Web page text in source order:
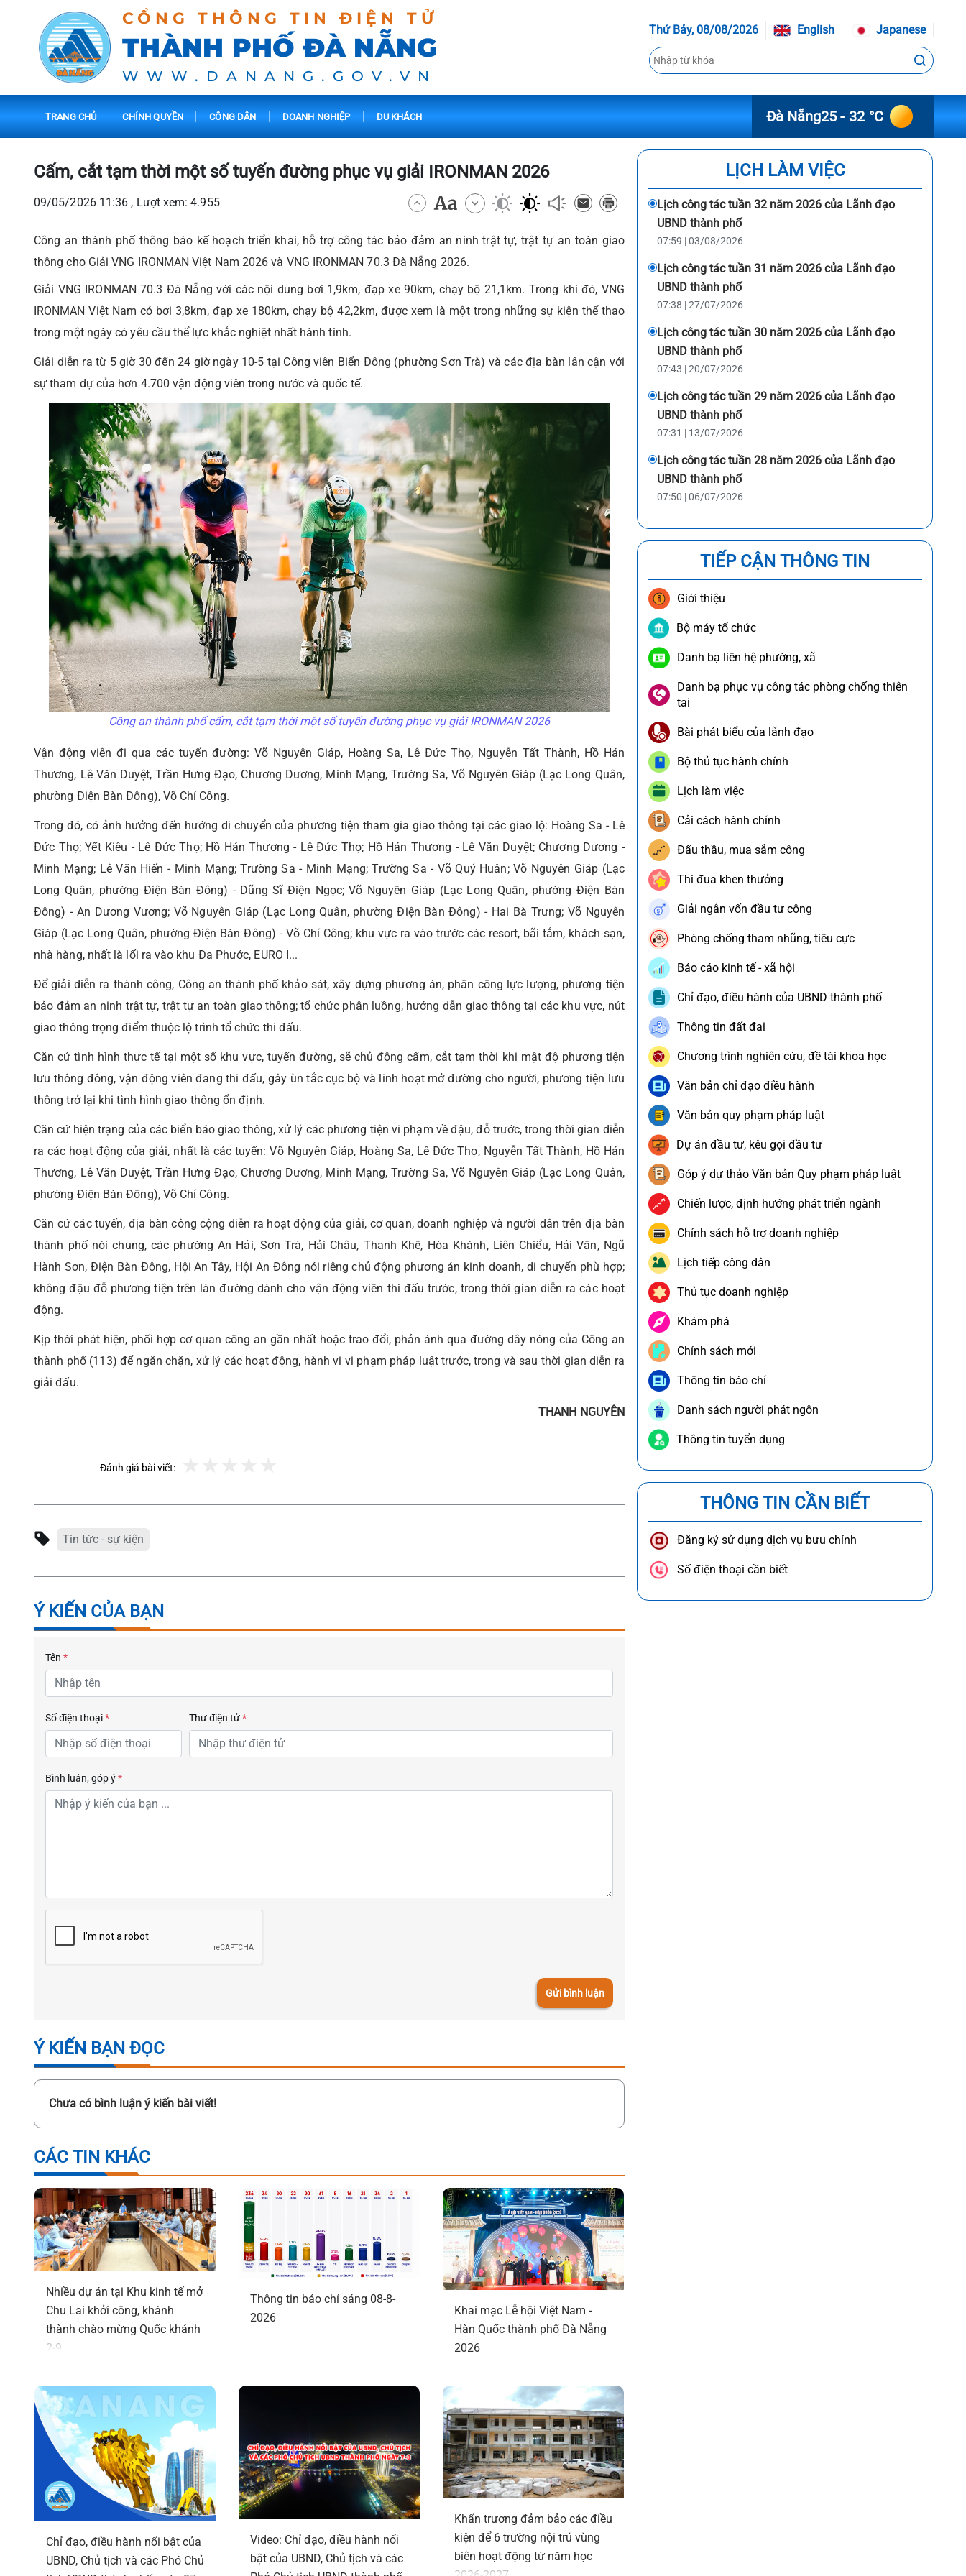
CỔNG THÔNG TIN ĐIỆN TỬ
THÀNH PHỐ ĐÀ NẴNG
WWW.DANANG.GOV.VN
Thứ Bảy, 08/08/2026 English Japanese
TRANG CHỦ CHÍNH QUYỀN CÔNG DÂN DOANH NGHIỆP DU KHÁCH Đà Nẵng25 - 32 °C
Cấm, cắt tạm thời một số tuyến đường phục vụ giải IRONMAN 2026
09/05/2026 11:36 , Lượt xem: 4.955
Công an thành phố thông báo kế hoạch triển khai, hỗ trợ công tác bảo đảm an ninh trật tự, trật tự an toàn giao
thông cho Giải VNG IRONMAN Việt Nam 2026 và VNG IRONMAN 70.3 Đà Nẵng 2026.
Giải VNG IRONMAN 70.3 Đà Nẵng với các nội dung bơi 1,9km, đạp xe 90km, chạy bộ 21,1km. Trong khi đó, VNG
IRONMAN Việt Nam có bơi 3,8km, đạp xe 180km, chạy bộ 42,2km, được xem là một trong những sự kiện thể thao
trong một ngày có yêu cầu thể lực khắc nghiệt nhất hành tinh.
Giải diễn ra từ 5 giờ 30 đến 24 giờ ngày 10-5 tại Công viên Biển Đông (phường Sơn Trà) và các địa bàn lân cận với
sự tham dự của hơn 4.700 vận động viên trong nước và quốc tế.
Công an thành phố cấm, cắt tạm thời một số tuyến đường phục vụ giải IRONMAN 2026
Vận động viên đi qua các tuyến đường: Võ Nguyên Giáp, Hoàng Sa, Lê Đức Thọ, Nguyễn Tất Thành, Hồ Hán
Thương, Lê Văn Duyệt, Trần Hưng Đạo, Chương Dương, Minh Mạng, Trường Sa, Võ Nguyên Giáp (Lạc Long Quân,
phường Điện Bàn Đông), Võ Chí Công.
Trong đó, có ảnh hưởng đến hướng di chuyển của phương tiện tham gia giao thông tại các giao lộ: Hoàng Sa - Lê
Đức Thọ; Yết Kiêu - Lê Đức Thọ; Hồ Hán Thương - Lê Đức Thọ; Hồ Hán Thương - Lê Văn Duyệt; Chương Dương -
Minh Mạng; Lê Văn Hiến - Minh Mạng; Trường Sa - Minh Mạng; Trường Sa - Võ Quý Huân; Võ Nguyên Giáp (Lạc
Long Quân, phường Điện Bàn Đông) - Dũng Sĩ Điện Ngọc; Võ Nguyên Giáp (Lạc Long Quân, phường Điện Bàn
Đông) - An Dương Vương; Võ Nguyên Giáp (Lạc Long Quân, phường Điện Bàn Đông) - Hai Bà Trưng; Võ Nguyên
Giáp (Lạc Long Quân, phường Điện Bàn Đông) - Võ Chí Công; khu vực ra vào trước các resort, bãi tắm, khách sạn,
nhà hàng, nhất là lối ra vào khu Đa Phước, EURO I...
Để giải diễn ra thành công, Công an thành phố khảo sát, xây dựng phương án, phân công lực lượng, phương tiện
bảo đảm an ninh trật tự, trật tự an toàn giao thông; tổ chức phân luồng, hướng dẫn giao thông tại các khu vực, nút
giao thông trọng điểm thuộc lộ trình tổ chức thi đấu.
Căn cứ tình hình thực tế tại một số khu vực, tuyến đường, sẽ chủ động cấm, cắt tạm thời khi mật độ phương tiện
lưu thông đông, vận động viên đang thi đấu, gây ùn tắc cục bộ và linh hoạt mở đường cho người, phương tiện lưu
thông trở lại khi tình hình giao thông ổn định.
Căn cứ hiện trạng của các biển báo giao thông, xử lý các phương tiện vi phạm về đậu, đỗ trước, trong thời gian diễn
ra các hoạt động của giải, nhất là các tuyến: Võ Nguyên Giáp, Hoàng Sa, Lê Đức Thọ, Nguyễn Tất Thành, Hồ Hán
Thương, Lê Văn Duyệt, Trần Hưng Đạo, Chương Dương, Minh Mạng, Trường Sa, Võ Nguyên Giáp (Lạc Long Quân,
phường Điện Bàn Đông), Võ Chí Công.
Căn cứ các tuyến, địa bàn công cộng diễn ra hoạt động của giải, cơ quan, doanh nghiệp và người dân trên địa bàn
thành phố nói chung, các phường An Hải, Sơn Trà, Hải Châu, Thanh Khê, Hòa Khánh, Liên Chiểu, Hải Vân, Ngũ
Hành Sơn, Điện Bàn Đông, Hội An Tây, Hội An Đông nói riêng chủ động phương án kinh doanh, di chuyển phù hợp;
không đậu đỗ phương tiện trên làn đường dành cho vận động viên thi đấu trước, trong thời gian diễn ra các hoạt
động.
Kịp thời phát hiện, phối hợp cơ quan công an gần nhất hoặc trao đổi, phản ánh qua đường dây nóng của Công an
thành phố (113) để ngăn chặn, xử lý các hoạt động, hành vi vi phạm pháp luật trước, trong và sau thời gian diễn ra
giải đấu.
THANH NGUYÊN
Đánh giá bài viết:
Tin tức - sự kiện
Ý KIẾN CỦA BẠN
Tên *
Số điện thoại* Thư điện tử*
Bình luận, góp ý*
Gửi bình luận
Ý KIẾN BẠN ĐỌC
Chưa có bình luận ý kiến bài viết!
CÁC TIN KHÁC
Nhiều dự án tại Khu kinh tế mở
Chu Lai khởi công, khánh
thành chào mừng Quốc khánh
2-9
Thông tin báo chí sáng 08-8-
2026
Khai mạc Lễ hội Việt Nam -
Hàn Quốc thành phố Đà Nẵng
2026
Chỉ đạo, điều hành nổi bật của
UBND, Chủ tịch và các Phó Chủ
Video: Chỉ đạo, điều hành nổi
bật của UBND, Chủ tịch và các
Khẩn trương đảm bảo các điều
kiện để 6 trường nội trú vùng
biên hoạt động từ năm học
LỊCH LÀM VIỆC
Lịch công tác tuần 32 năm 2026 của Lãnh đạo
UBND thành phố
07:59 | 03/08/2026
Lịch công tác tuần 31 năm 2026 của Lãnh đạo
UBND thành phố
07:38 | 27/07/2026
Lịch công tác tuần 30 năm 2026 của Lãnh đạo
UBND thành phố
07:43 | 20/07/2026
Lịch công tác tuần 29 năm 2026 của Lãnh đạo
UBND thành phố
07:31 | 13/07/2026
Lịch công tác tuần 28 năm 2026 của Lãnh đạo
UBND thành phố
07:50 | 06/07/2026
TIẾP CẬN THÔNG TIN
Giới thiệu
Bộ máy tổ chức
Danh bạ liên hệ phường, xã
Danh bạ phục vụ công tác phòng chống thiên
tai
Bài phát biểu của lãnh đạo
Bộ thủ tục hành chính
Lịch làm việc
Cải cách hành chính
Đấu thầu, mua sắm công
Thi đua khen thưởng
Giải ngân vốn đầu tư công
Phòng chống tham nhũng, tiêu cực
Báo cáo kinh tế - xã hội
Chỉ đạo, điều hành của UBND thành phố
Thông tin đất đai
Chương trình nghiên cứu, đề tài khoa học
Văn bản chỉ đạo điều hành
Văn bản quy phạm pháp luật
Dự án đầu tư, kêu gọi đầu tư
Góp ý dự thảo Văn bản Quy phạm pháp luật
Chiến lược, định hướng phát triển ngành
Chính sách hỗ trợ doanh nghiệp
Lịch tiếp công dân
Thủ tục doanh nghiệp
Khám phá
Chính sách mới
Thông tin báo chí
Danh sách người phát ngôn
Thông tin tuyển dụng
THÔNG TIN CẦN BIẾT
Đăng ký sử dụng dịch vụ bưu chính
Số điện thoại cần biết